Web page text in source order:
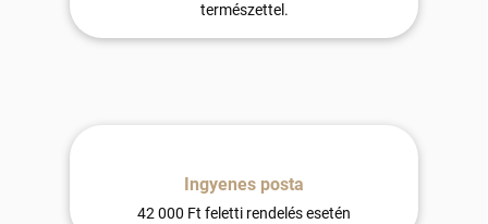
természettel.
Ingyenes posta
42 000 Ft feletti rendelés esetén